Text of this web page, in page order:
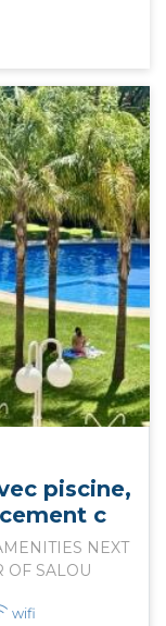
piscine,
c
NEXT
OF SALOU
wifi